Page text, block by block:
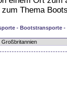
Thema
- Bootstransporte